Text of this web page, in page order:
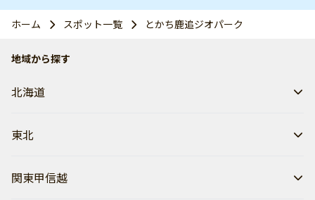
ホーム スポット一覧 とかち鹿追ジオパーク
地域から探す
北海道
東北
関東甲信越